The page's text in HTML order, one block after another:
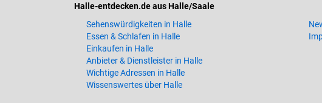
Halle-entdecken.de aus Halle/Saale
Sehenswürdigkeiten in Halle
Essen & Schlafen in Halle
Einkaufen in Halle
Anbieter & Dienstleister in Halle
Wichtige Adressen in Halle
Wissenswertes über Halle